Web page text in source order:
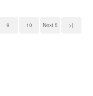
9 10 Next 5 >|